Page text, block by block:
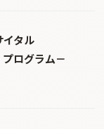
イタル
ログラム－